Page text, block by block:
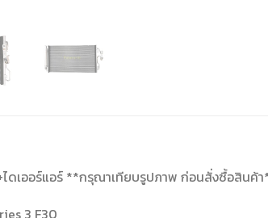
ไดเออร์แอร์ **กรุณาเทียบรูปภาพ ก่อนสั่งซื้อสินค้
3 F30